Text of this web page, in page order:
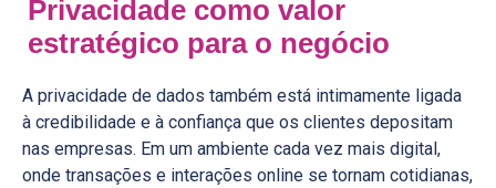
Privacidade como valor
estratégico para o negócio
A privacidade de dados também está intimamente ligada
à credibilidade e à confiança que os clientes depositam
nas empresas. Em um ambiente cada vez mais digital,
onde transações e interações online se tornam cotidianas,